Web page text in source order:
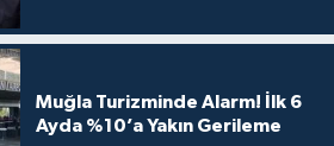
Muğla Turizminde Alarm! İlk 6
Ayda %10’a Yakın Gerileme